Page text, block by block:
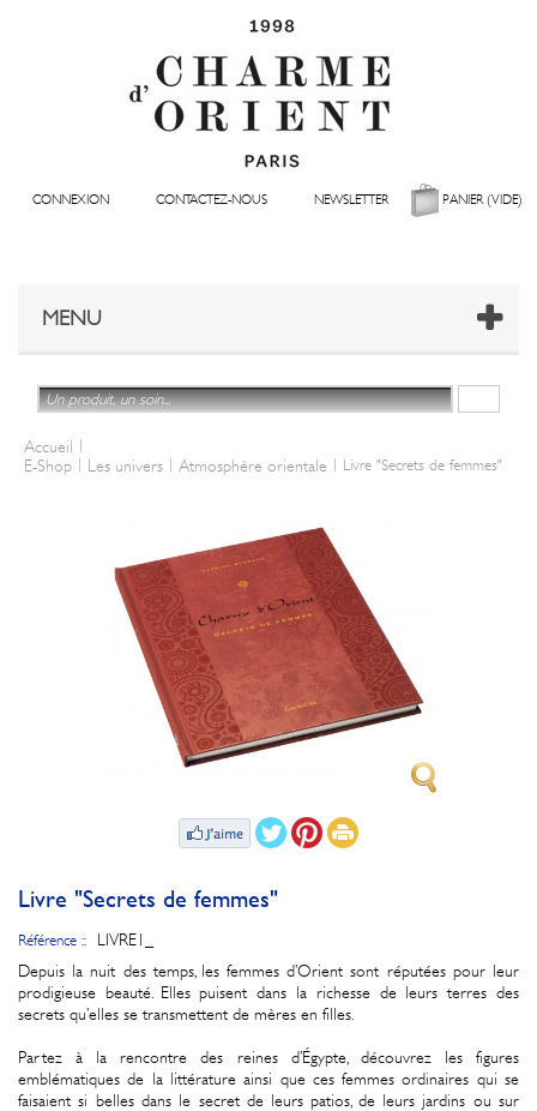
CONNEXION CONTACTEZ-NOUS NEWSLETTER PANIER(VIDE)
MENU
Accueil |
E-Shop | Les univers | Atmosphère orientale | Livre "Secrets de femmes"
Livre "Secrets de femmes"
Référence ::
LIVRE1_
Depuis la nuit des temps, les femmes d’Orient sont réputées pour leur
prodigieuse beauté. Elles puisent dans la richesse de leurs terres des
secrets qu’elles se transmettent de mères en filles.
Partez à la rencontre des reines d’Égypte, découvrez les figures
emblématiques de la littérature ainsi que ces femmes ordinaires qui se
faisaient si belles dans le secret de leurs patios, de leurs jardins ou sur